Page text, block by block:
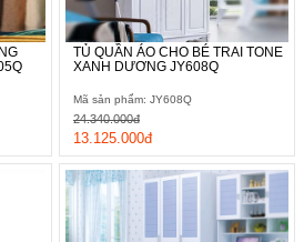
TỦ QUẦN ÁO CHO BÉ TRAI TONE
XANH DƯƠNG JY608Q
Mã sản phẩm: JY608Q
13.125.000đ
24.340.000đ